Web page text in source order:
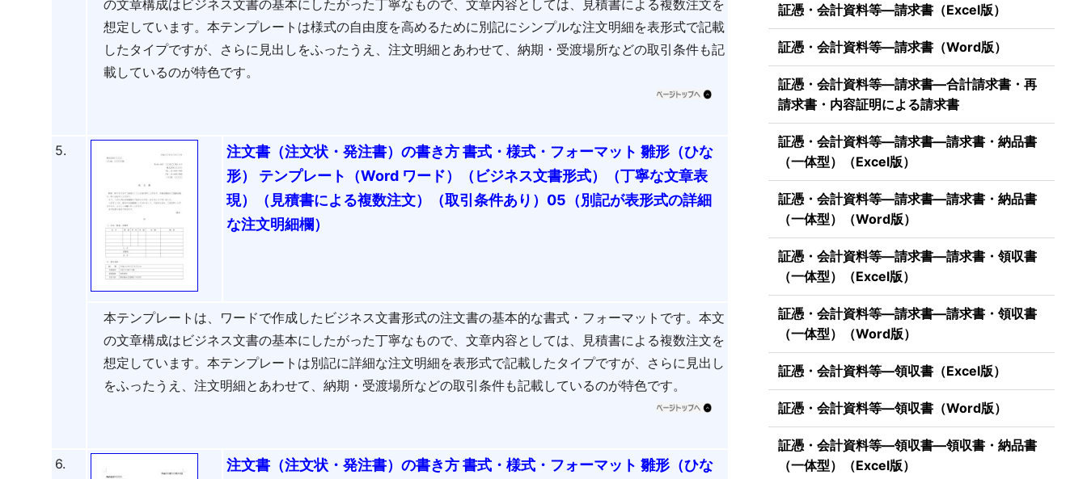
の文章構成はビジネス文書の基本にしたがった丁寧なもので、文章内容としては、見積書による複数注文を
想定しています。本テンプレートは様式の自由度を高めるために別記にシンプルな注文明細を表形式で記載
したタイプですが、さらに見出しをふったうえ、注文明細とあわせて、納期・受渡場所などの取引条件も記
載しているのが特色です。
5.
注文書（注文状・発注書）の書き方 書式・様式・フォーマット 雛形（ひな
形） テンプレート（Word ワード）（ビジネス文書形式）（丁寧な文章表
現）（見積書による複数注文）（取引条件あり）05（別記が表形式の詳細
な注文明細欄）
本テンプレートは、ワードで作成したビジネス文書形式の注文書の基本的な書式・フォーマットです。本文
の文章構成はビジネス文書の基本にしたがった丁寧なもので、文章内容としては、見積書による複数注文を
想定しています。本テンプレートは別記に詳細な注文明細を表形式で記載したタイプですが、さらに見出し
をふったうえ、注文明細とあわせて、納期・受渡場所などの取引条件も記載しているのが特色です。
6.
注文書（注文状・発注書）の書き方 書式・様式・フォーマット 雛形（ひな
証憑・会計資料等―請求書（Excel版）
証憑・会計資料等―請求書（Word版）
証憑・会計資料等―請求書―合計請求書・再
請求書・内容証明による請求書
証憑・会計資料等―請求書―請求書・納品書
（一体型）（Excel版）
証憑・会計資料等―請求書―請求書・納品書
（一体型）（Word版）
証憑・会計資料等―請求書―請求書・領収書
（一体型）（Excel版）
証憑・会計資料等―請求書―請求書・領収書
（一体型）（Word版）
証憑・会計資料等―領収書（Excel版）
証憑・会計資料等―領収書（Word版）
証憑・会計資料等―領収書―領収書・納品書
（一体型）（Excel版）